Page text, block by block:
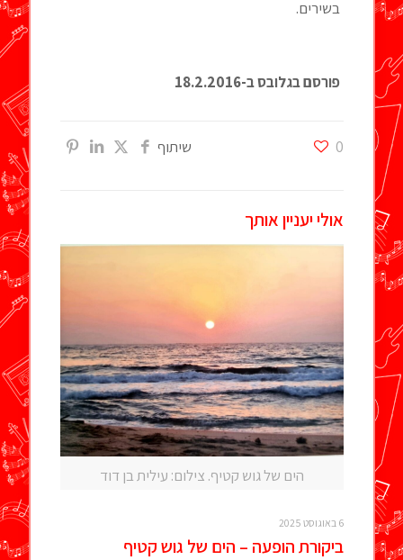
בשירים.
פורסם בגלובס ב-18.2.2016
שיתוף 0
אולי יעניין אותך
הים של גוש קטיף. צילום: עילית בן דוד
6 באוגוסט 2025
ביקורת הופעה – הים של גוש קטיף